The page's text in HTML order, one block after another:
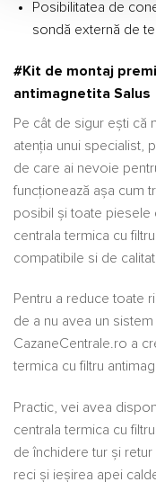
Posibilitatea de
sondă externă de
#Kit de montaj
antimagnetita Salus
Pe cât de sigur ești că
atenția unui specialist,
de care ai nevoie
funcționează așa cum
posibil și toate piesele
centrala termica cu
compatibile si de
Pentru a reduce toate
de a nu avea un
CazaneCentrale.ro a
termica cu filtru
Practic, vei avea
centrala termica cu
de închidere tur și
reci și ieșirea apei